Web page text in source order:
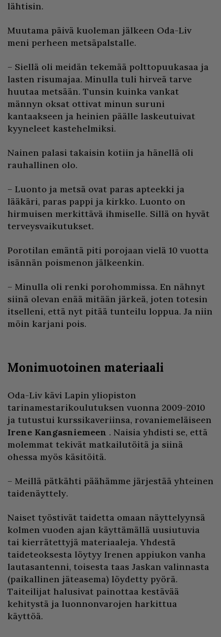
lähtisin.
Muutama päivä kuoleman jälkeen Oda-Liv
meni perheen metsäpalstalle.
– Siellä oli meidän tekemää polttopuukasaa ja
lasten risumajaa. Minulla tuli hirveä tarve
huutaa metsään. Tunsin kuinka vankat
männyn oksat ottivat minun suruni
kantaakseen ja heinien päälle laskeutuivat
kyyneleet kastehelmiksi.
Nainen palasi takaisin kotiin ja hänellä oli
rauhallinen olo.
– Luonto ja metsä ovat paras apteekki ja
lääkäri, paras pappi ja kirkko. Luonto on
hirmuisen merkittävä ihmiselle. Sillä on hyvät
terveysvaikutukset.
Porotilan emäntä piti porojaan vielä 10 vuotta
isännän poismenon jälkeenkin.
– Minulla oli renki porohommissa. En nähnyt
siinä olevan enää mitään järkeä, joten totesin
itselleni, että nyt pitää tunteilu loppua. Ja niin
möin karjani pois.
Monimuotoinen materiaali
Oda-Liv kävi Lapin yliopiston
tarinamestarikoulutuksen vuonna 2009-2010
ja tutustui kurssikaveriinsa, rovaniemeläiseen
Irene Kangasniemeen . Naisia yhdisti se, että
molemmat tekivät matkailutöitä ja siinä
ohessa myös käsitöitä.
– Meillä pätkähti päähämme järjestää yhteinen
taidenäyttely.
Naiset työstivät taidetta omaan näyttelyynsä
kolmen vuoden ajan käyttämällä uusiutuvia
tai kierrätettyjä materiaaleja. Yhdestä
taideteoksesta löytyy Irenen appiukon vanha
lautasantenni, toisesta taas Jaskan valinnasta
(paikallinen jäteasema) löydetty pyörä.
Taiteilijat halusivat painottaa kestävää
kehitystä ja luonnonvarojen harkittua
käyttöä.